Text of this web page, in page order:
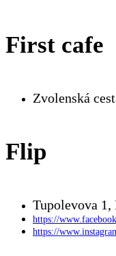
First cafe
Zvolenská
Flip
Tupolevova
https://
https://